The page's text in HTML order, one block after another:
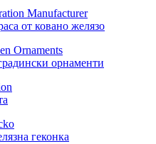
от ковано желязо
орнаменти
геконка